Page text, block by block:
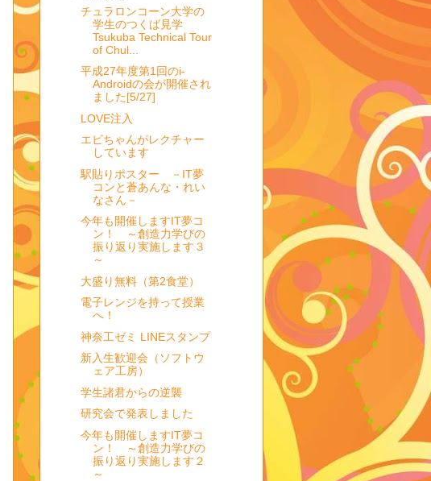
チュラロンコーン大学の
学生のつくば見学
Tsukuba Technical Tour
of Chul...
平成27年度第1回のi-
Androidの会が開催され
ました[5/27]
LOVE注入
エビちゃんがレクチャー
しています
駅貼りポスター －IT夢
コンと蒼あんな・れい
なさん－
今年も開催しますIT夢コ
ン！ ～創造力学びの
振り返り実施します３
～
大盛り無料（第2食堂）
電子レンジを持って授業
へ！
神奈工ゼミ LINEスタンプ
新入生歓迎会（ソフトウ
ェア工房）
学生諸君からの逆襲
研究会で発表しました
今年も開催しますIT夢コ
ン！ ～創造力学びの
振り返り実施します２
～